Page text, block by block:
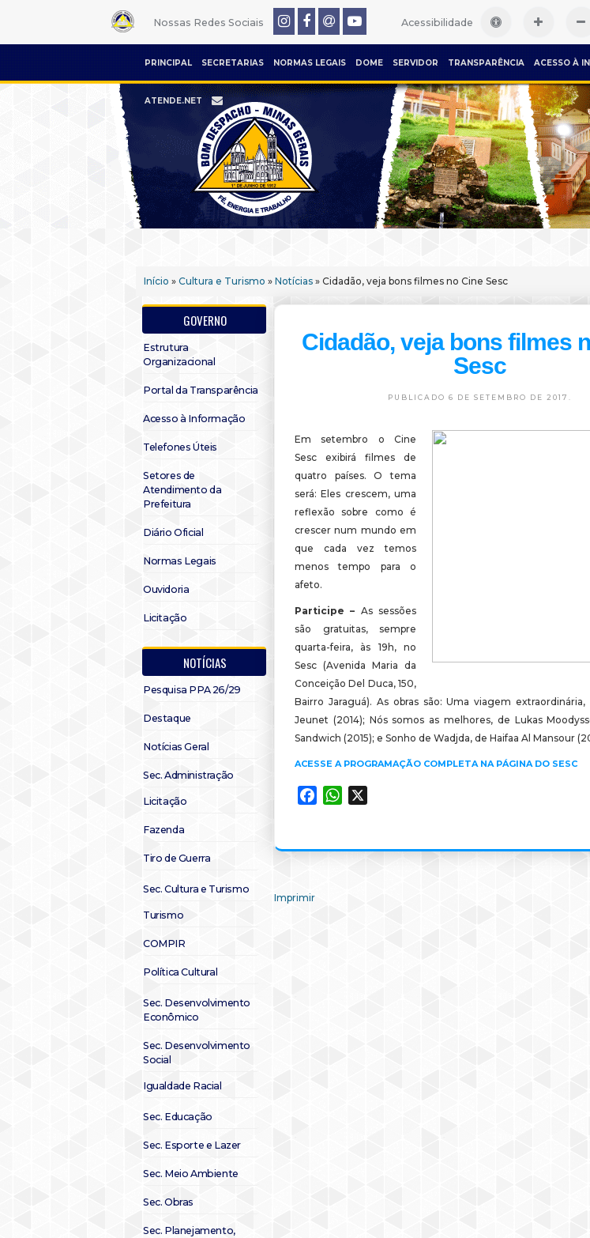
Nossas Redes Sociais Acessibilidade
PRINCIPAL SECRETARIAS NORMAS LEGAIS DOME SERVIDOR TRANSPARÊNCIA ACESSO À
ATENDE.NET
Início » Cultura e Turismo » Notícias » Cidadão, veja bons filmes no Cine Sesc
GOVERNO
Estrutura
Organizacional
Portal da Transparência
Acesso à Informação
Telefones Úteis
Setores de
Atendimento da
Prefeitura
Diário Oficial
Normas Legais
Ouvidoria
Licitação
NOTÍCIAS
Pesquisa PPA 26/29
Destaque
Notícias Geral
Sec. Administração
Licitação
Fazenda
Tiro de Guerra
Sec. Cultura e Turismo
Turismo
COMPIR
Política Cultural
Sec. Desenvolvimento
Econômico
Sec. Desenvolvimento
Social
Igualdade Racial
Sec. Educação
Sec. Esporte e Lazer
Sec. Meio Ambiente
Sec. Obras
Sec. Planejamento,
Cidadão, veja bons filmes
Sesc
PUBLICADO 6 DE SETEMBRO DE 2017.
Em setembro o Cine
Sesc exibirá filmes de
quatro países. O tema
será: Eles crescem, uma
reflexão sobre como é
crescer num mundo em
que cada vez temos
menos tempo para o
afeto.
Participe – As sessões
são gratuitas, sempre
quarta-feira, às 19h, no
Sesc (Avenida Maria da
Conceição Del Duca, 150,
Bairro Jaraguá). As obras são: Uma viagem
Jeunet (2014); Nós somos as melhores, de Lukas
Sandwich (2015); e Sonho de Wadjda, de Haifaa Al Mansour
ACESSE A PROGRAMAÇÃO COMPLETA NA PÁGINA DO SESC
FacebookWhatsApp
Imprimir